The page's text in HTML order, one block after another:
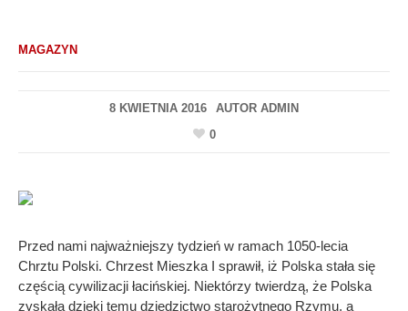
MAGAZYN
8 KWIETNIA 2016 AUTOR ADMIN
0
Przed nami najważniejszy tydzień w ramach 1050-lecia
Chrztu Polski. Chrzest Mieszka I sprawił, iż Polska stała się
częścią cywilizacji łacińskiej. Niektórzy twierdzą, że Polska
zyskała dzięki temu dziedzictwo starożytnego Rzymu, a